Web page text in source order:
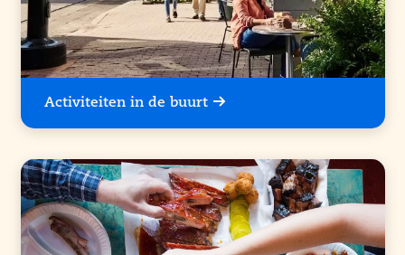
Activiteiten in de buurt